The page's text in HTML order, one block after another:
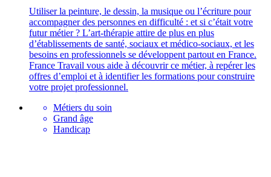
Utiliser la peinture, le dessin, la musique ou l’écriture pour
accompagner des personnes en difficulté : et si c’était votre
futur métier ? L’art-thérapie attire de plus en plus
d’établissements de santé, sociaux et médico-sociaux, et les
besoins en professionnels se développent partout en France.
France Travail vous aide à découvrir ce métier, à repérer les
offres d’emploi et à identifier les formations pour construire
votre projet professionnel.
Métiers du soin
Grand âge
Handicap